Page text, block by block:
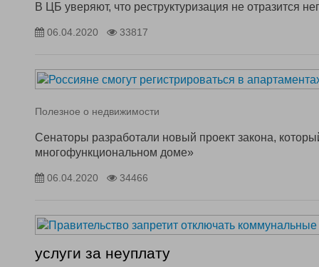
В ЦБ уверяют, что реструктуризация не отразится
06.04.2020 33817
Полезное о недвижимости
Сенаторы разработали новый проект закона,
многофункциональном доме»
06.04.2020 34466
услуги за неуплату